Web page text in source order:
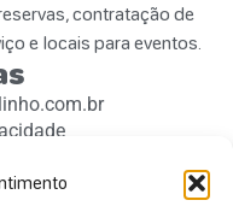
contratação de
e locais para eventos.